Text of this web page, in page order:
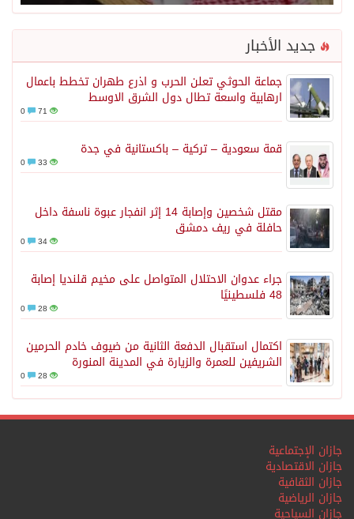
جديد الأخبار
جماعة الحوثي تعلن الحرب و اذرع طهران تخطط باعمال
ارهابية واسعة تطال دول الشرق الاوسط
71
قمة سعودية – تركية – باكستانية في جدة
33
مقتل شخصين وإصابة 14 إثر انفجار عبوة ناسفة داخل
حافلة في ريف دمشق
34
جراء عدوان الاحتلال المتواصل على مخيم قلنديا إصابة
48 فلسطينيًا
28
اكتمال استقبال الدفعة الثانية من ضيوف خادم الحرمين
الشريفين للعمرة والزيارة في المدينة المنورة
28
جازان الإجتماعية
جازان الاقتصادية
جازان الثقافية
جازان الرياضية
جازان السياحية